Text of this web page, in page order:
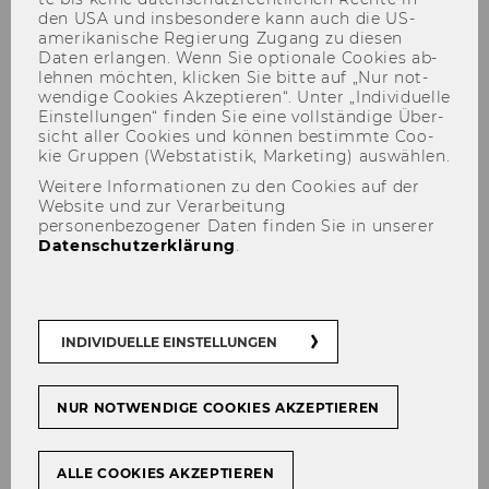
Harald Oberhofer via Wiener
Zeitung: Werte, Wahrheit,
Wirtschaftsforschung
TEILEN TEILEN
Ha­rald Ober­ho­fer schreibt in sei­nem neu­es­ten
den USA und ins­be­son­de­re kann auch die US-​
amerikanische Re­gie­rung Zu­gang zu die­sen
Daten er­lan­gen. Wenn Sie op­tio­na­le Coo­kies ab­
leh­nen möch­ten, kli­cken Sie bitte auf „Nur not­
wen­di­ge Coo­kies Ak­zep­tie­ren“. Unter „In­di­vi­du­el­le
Ein­stel­lun­gen“ fin­den Sie eine voll­stän­di­ge Über­
sicht aller Coo­kies und kön­nen be­stimm­te Coo­
kie Grup­pen (Web­sta­tis­tik, Mar­ke­ting) aus­wäh­len.
Weitere Informationen zu den Cookies auf der
Website und zur Verarbeitung
personenbezogener Daten finden Sie in unserer
Datenschutzerklärung.
INDIVIDUELLE EINSTELLUNGEN
NUR NOTWENDIGE COOKIES AKZEPTIEREN
ALLE COOKIES AKZEPTIEREN